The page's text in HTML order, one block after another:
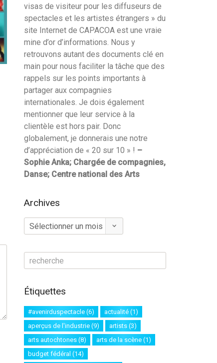
visas de visiteur pour les diffuseurs de
spectacles et les artistes étrangers » du
site Internet de CAPACOA est une vraie
mine d’or d’informations. Nous y
retrouvons autant des documents clé en
main pour nous faciliter la tâche que des
rappels sur les points importants à
partager aux compagnies
internationales. Je dois également
mentionner que leur service à la
clientèle est hors pair. Donc
globalement, je donnerais une notre
d’appréciation de « 20 sur 10 » ! –
Sophie Anka; Chargée de compagnies,
Danse; Centre national des Arts
Archives
Archives
Étiquettes
#avenirduspectacle(6) actualité(1)
aperçus de l'industrie(9) artists(3)
arts autochtones(8) arts de la scène(1)
budget fédéral (14)